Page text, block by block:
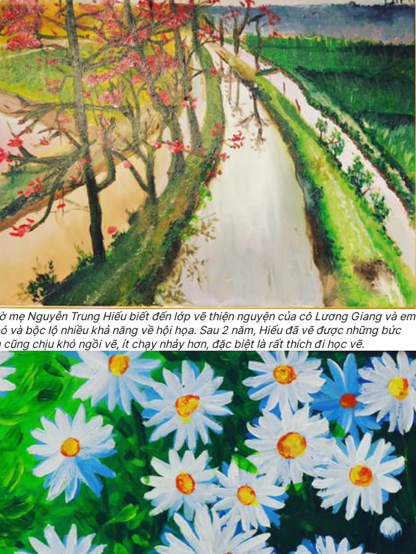
mẹ Nguyễn Trung Hiếu biết đến lớp vẽ thiện nguyện của cô Lương Giang và em
và bộc lộ nhiều khả năng về hội họa. Sau 2 năm, Hiếu đã vẽ được những bức
cũng chịu khó ngồi vẽ, ít chạy nhảy hơn, đặc biệt là rất thích đi học vẽ.